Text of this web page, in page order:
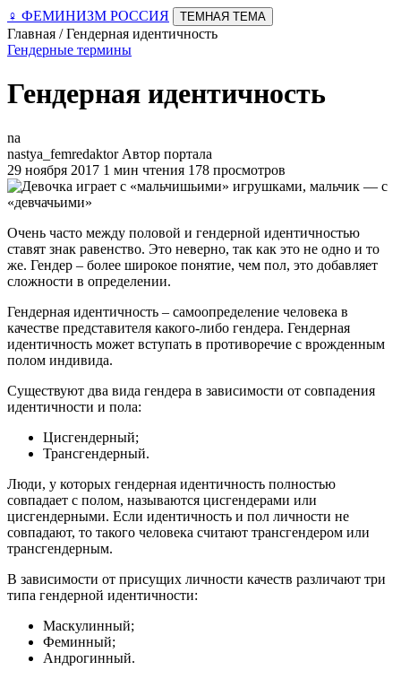
♀ ФЕМИНИЗМ РОССИЯ ТЕМНАЯ ТЕМА
Главная / Гендерная идентичность
Гендерные термины
Гендерная идентичность
na
nastya_femredaktor Автор портала
29 ноября 2017 1 мин чтения 178 просмотров
Очень часто между половой и гендерной идентичностью
ставят знак равенство. Это неверно, так как это не одно и то
же. Гендер – более широкое понятие, чем пол, это добавляет
сложности в определении.
Гендерная идентичность – самоопределение человека в
качестве представителя какого-либо гендера. Гендерная
идентичность может вступать в противоречие с врожденным
полом индивида.
Существуют два вида гендера в зависимости от совпадения
идентичности и пола:
Цисгендерный;
Трансгендерный.
Люди, у которых гендерная идентичность полностью
совпадает с полом, называются цисгендерами или
цисгендерными. Если идентичность и пол личности не
совпадают, то такого человека считают трансгендером или
трансгендерным.
В зависимости от присущих личности качеств различают три
типа гендерной идентичности:
Маскулинный;
Феминный;
Андрогинный.